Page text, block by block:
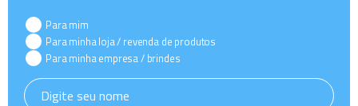
Para mim
Para minha loja / revenda de produtos
Para minha empresa / brindes